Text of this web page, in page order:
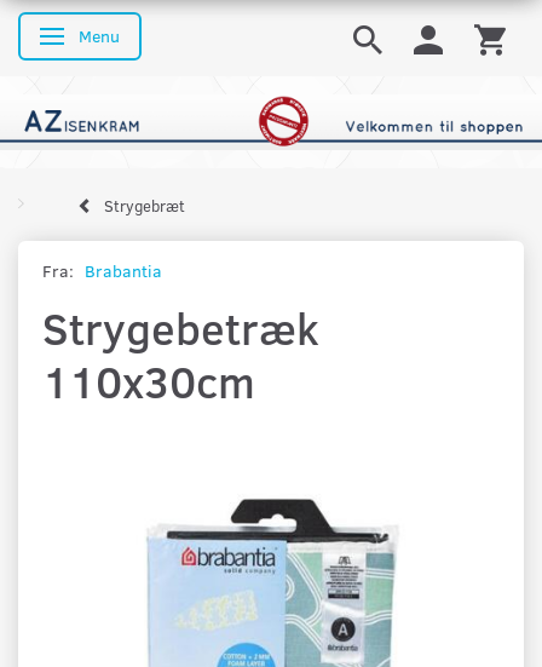
Skifte navigation
Menu
Strygebræt
Fra: Brabantia
Strygebetræk
110x30cm